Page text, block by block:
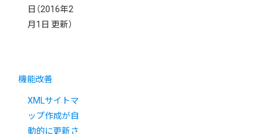
日 （2016年2
月1日 更新）
機能改善
XMLサイトマ
ップ作成が自
動的に更新さ